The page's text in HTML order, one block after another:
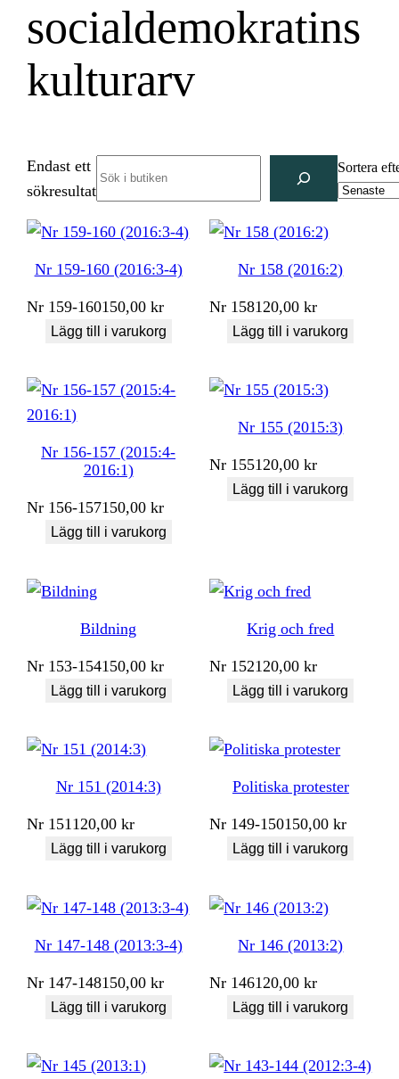
socialdemokratins
kulturarv
Endast ett
sökresultat
Sortera
Nr 159-160 (2016:3-4)
Nr 159-160150,00kr
Lägg till i varukorg
Nr 158 (2016:2)
Nr 158120,00kr
Lägg till i varukorg
Nr 156-157 (2015:4-
2016:1)
Nr 156-157150,00kr
Lägg till i varukorg
Nr 155 (2015:3)
Nr 155120,00kr
Lägg till i varukorg
Bildning
Nr 153-154150,00kr
Lägg till i varukorg
Krig och fred
Nr 152120,00kr
Lägg till i varukorg
Nr 151 (2014:3)
Nr 151120,00kr
Lägg till i varukorg
Politiska protester
Nr 149-150150,00kr
Lägg till i varukorg
Nr 147-148 (2013:3-4)
Nr 147-148150,00kr
Lägg till i varukorg
Nr 146 (2013:2)
Nr 146120,00kr
Lägg till i varukorg